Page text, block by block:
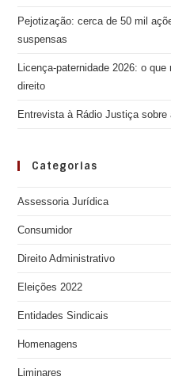
Pejotização: cerca de 50 mil
suspensas
Licença-paternidade 2026: o
direito
Entrevista à Rádio Justiça
Categorias
Assessoria Jurídica
Consumidor
Direito Administrativo
Eleições 2022
Entidades Sindicais
Homenagens
Liminares